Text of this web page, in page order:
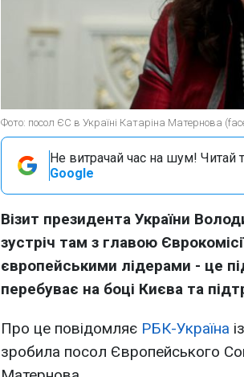
Фото: посол ЄС в Україні Катаріна Матернова
Не витрачай час на шум! Читай
Google
Візит президента України
зустріч там з главою
європейськими лідерами - це
перебуває на боці Києва та
Про це повідомляє РБК-Україна
зробила посол Європейського